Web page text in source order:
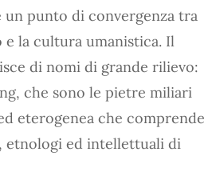
un punto di convergenza tra
la cultura umanistica. Il
di nomi di grande rilievo:
che sono le pietre miliari
eterogenea che comprende
etnologi ed intellettuali di